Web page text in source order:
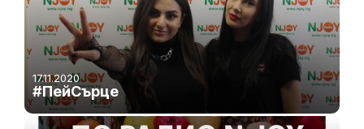
17.11.2020
#ПейСърце